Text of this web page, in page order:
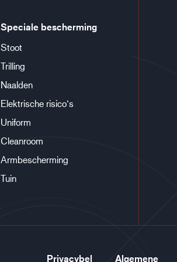
Speciale bescherming
Stoot
Trilling
Naalden
Elektrische risico‘s
Uniform
Cleanroom
Armbescherming
Tuin
Privacybel Algemene